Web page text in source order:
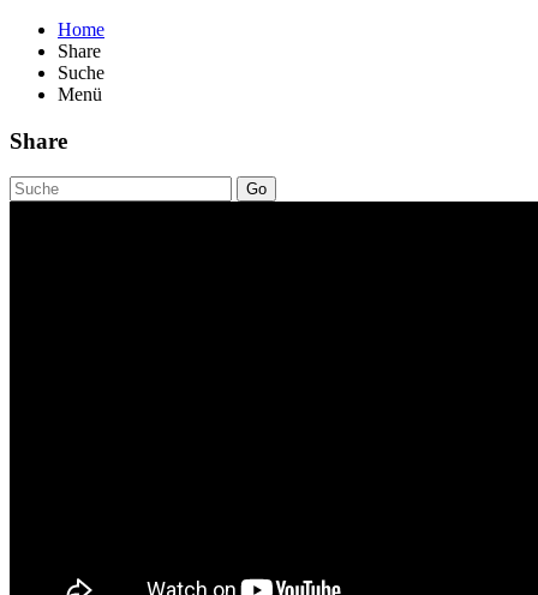
Home
Share
Suche
Menü
Share
Go